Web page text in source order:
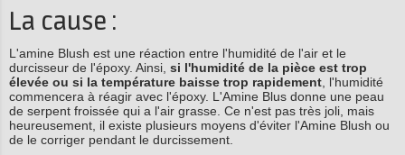
La cause :
L'amine Blush est une réaction entre l'humidité de l'air et le
durcisseur de l'époxy. Ainsi, si l'humidité de la pièce est trop
élevée ou si la température baisse trop rapidement , l'humidité
commencera à réagir avec l'époxy. L'Amine Blus donne une peau
de serpent froissée qui a l'air grasse. Ce n'est pas très joli, mais
heureusement, il existe plusieurs moyens d'éviter l'Amine Blush ou
de le corriger pendant le durcissement.